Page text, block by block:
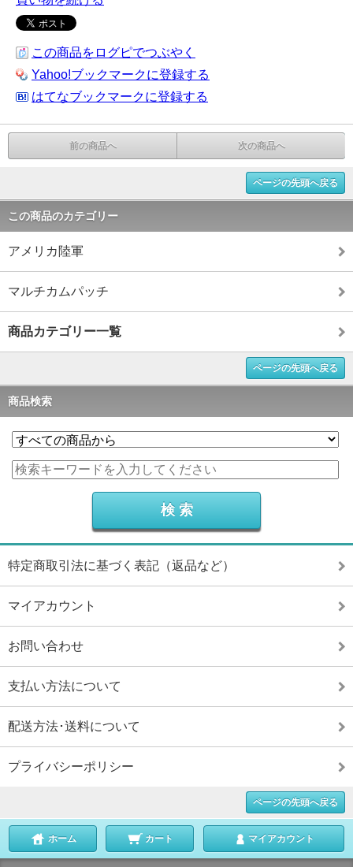
この商品をログピでつぶやく
Yahoo!ブックマークに登録する
はてなブックマークに登録する
前の商品へ 次の商品へ
ページの先頭へ戻る
この商品のカテゴリー
アメリカ陸軍
マルチカムパッチ
商品カテゴリー一覧
ページの先頭へ戻る
商品検索
特定商取引法に基づく表記（返品など）
マイアカウント
お問い合わせ
支払い方法について
配送方法･送料について
プライバシーポリシー
ページの先頭へ戻る
ホーム カート マイアカウント